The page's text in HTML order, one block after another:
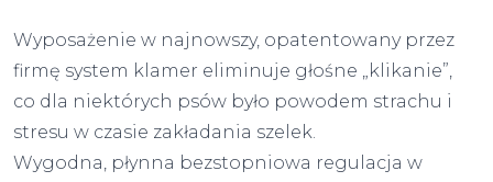
Wyposażenie w najnowszy, opatentowany przez
firmę system klamer eliminuje głośne „klikanie”,
co dla niektórych psów było powodem strachu i
stresu w czasie zakładania szelek.
Wygodna, płynna bezstopniowa regulacja w